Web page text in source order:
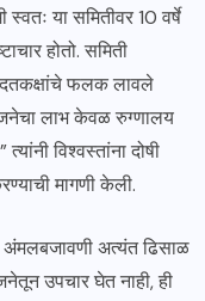
या समितीवर 10 वर्षे
होतो. समिती
फलक लावले
लाभ केवळ रुग्णालय
विश्वस्तांना दोषी
मागणी केली.
अत्यंत ढिसाळ
उपचार घेत नाही, ही